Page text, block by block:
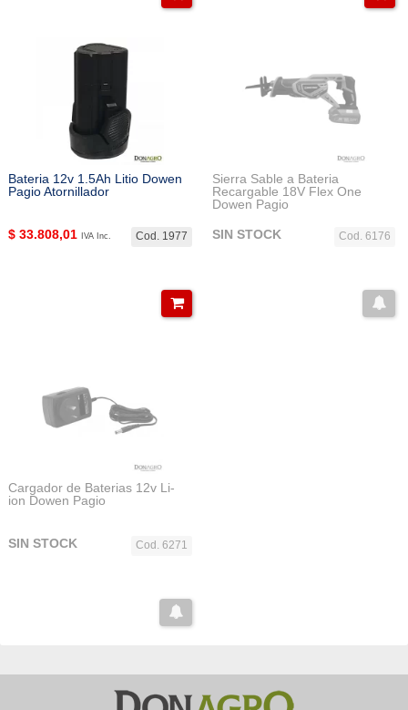
Bateria 12v 1.5Ah Litio Dowen
Pagio Atornillador
Cod. 1977
$ 33.808,01 IVA Inc.
Sierra Sable a Bateria
Recargable 18V Flex One
Dowen Pagio
Cod. 6176
SIN STOCK
Cargador de Baterias 12v Li-
ion Dowen Pagio
Cod. 6271
SIN STOCK